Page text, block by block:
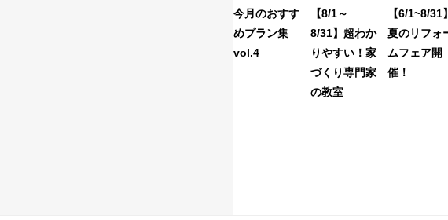
今月のおすす
めプラン集
vol.4
【8/1～
8/31】超わか
りやすい！家
づくり専門家
の教室
【6/1~8/31
夏のリフォ
ムフェア開
催！